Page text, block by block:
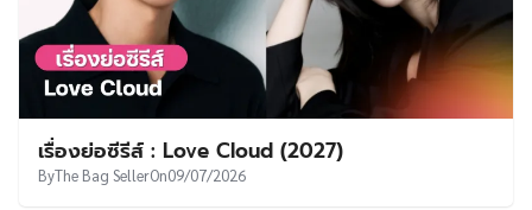
เรื่องย่อซีรีส์ : Love Cloud (2027)
ByThe Bag SellerOn09/07/2026